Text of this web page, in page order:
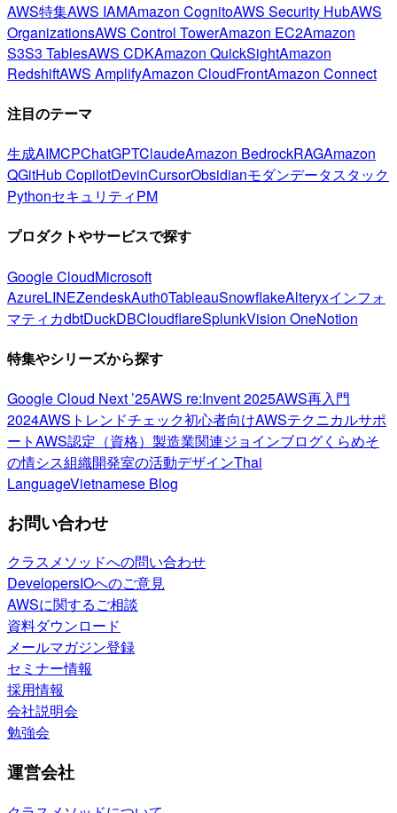
AWS特集AWS IAMAmazon CognitoAWS Security HubAWS
OrganizationsAWS Control TowerAmazon EC2Amazon
S3S3 TablesAWS CDKAmazon QuickSightAmazon
RedshiftAWS AmplifyAmazon CloudFrontAmazon Connect
注目のテーマ
生成AIMCPChatGPTClaudeAmazon BedrockRAGAmazon
QGitHub CopilotDevinCursorObsidianモダンデータスタック
PythonセキュリティPM
プロダクトやサービスで探す
Google CloudMicrosoft
AzureLINEZendeskAuth0TableauSnowflakeAlteryxインフォ
マティカdbtDuckDBCloudflareSplunkVision OneNotion
特集やシリーズから探す
Google Cloud Next ’25AWS re:Invent 2025AWS再入門
2024AWSトレンドチェック初心者向けAWSテクニカルサポ
ートAWS認定（資格） 製造業関連ジョインブログくらめそ
の情シス組織開発室の活動デザインThai
LanguageVietnamese Blog
お問い合わせ
クラスメソッドへの問い合わせ
DevelopersIOへのご意見
AWSに関するご相談
資料ダウンロード
メールマガジン登録
セミナー情報
採用情報
会社説明会
勉強会
運営会社